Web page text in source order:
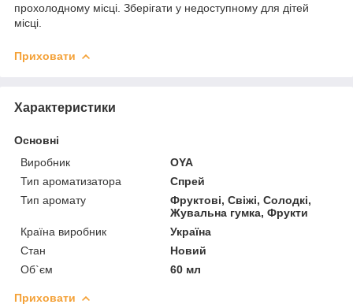
прохолодному місці. Зберігати у недоступному для дітей
місці.
Приховати
Характеристики
Основні
Виробник
OYA
Тип ароматизатора
Спрей
Тип аромату
Фруктові, Свіжі, Солодкі,
Жувальна гумка, Фрукти
Країна виробник
Україна
Стан
Новий
Об`єм
60 мл
Приховати